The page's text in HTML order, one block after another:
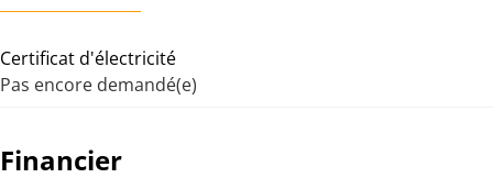
Certificat d'électricité
Pas encore demandé(e)
Financier